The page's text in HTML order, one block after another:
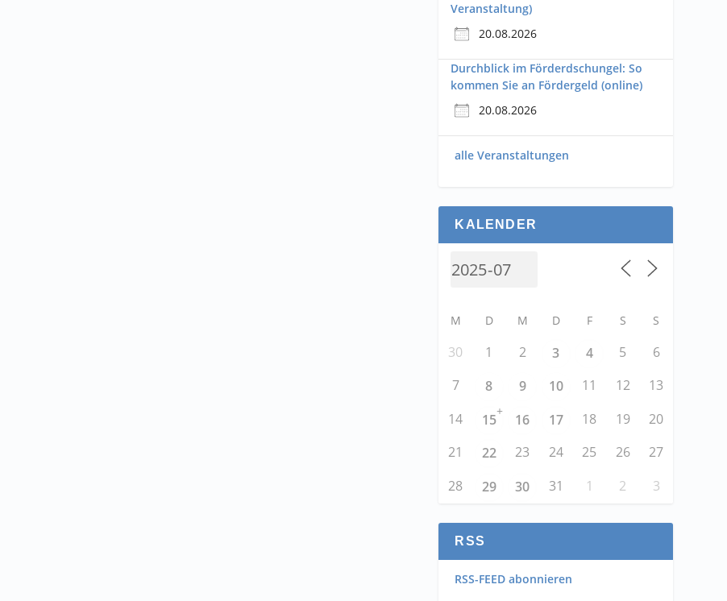
Veranstaltung)
20.08.2026
Durchblick im Förderdschungel: So
kommen Sie an Fördergeld (online)
20.08.2026
alle Veranstaltungen
KALENDER
M D M D F S S
30 1 2 3 4 5
6
7
8 9 10 11 12
13
14
15
+
16 17 18 19
20
21
22 23 24 25 26
27
28
29 30 31 1 2 3
RSS
RSS-FEED abonnieren